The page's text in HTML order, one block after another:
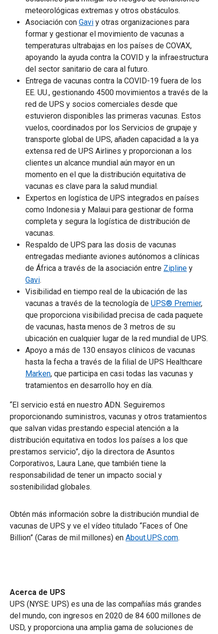
meteorológicas extremas y otros obstáculos.
Asociación con Gavi y otras organizaciones para
formar y gestionar el movimiento de vacunas a
temperaturas ultrabajas en los países de COVAX,
apoyando la ayuda contra la COVID y la infraestructura
del sector sanitario de cara al futuro.
Entrega de vacunas contra la COVID-19 fuera de los
EE. UU., gestionando 4500 movimientos a través de la
red de UPS y socios comerciales desde que
estuvieron disponibles las primeras vacunas. Estos
vuelos, coordinados por los Servicios de grupaje y
transporte global de UPS, añaden capacidad a la ya
extensa red de UPS Airlines y proporcionan a los
clientes un alcance mundial aún mayor en un
momento en el que la distribución equitativa de
vacunas es clave para la salud mundial.
Expertos en logística de UPS integrados en países
como Indonesia y Malaui para gestionar de forma
completa y segura la logística de distribución de
vacunas.
Respaldo de UPS para las dosis de vacunas
entregadas mediante aviones autónomos a clínicas
de África a través de la asociación entre Zipline y
Gavi.
Visibilidad en tiempo real de la ubicación de las
vacunas a través de la tecnología de UPS® Premier,
que proporciona visibilidad precisa de cada paquete
de vacunas, hasta menos de 3 metros de su
ubicación en cualquier lugar de la red mundial de UPS.
Apoyo a más de 130 ensayos clínicos de vacunas
hasta la fecha a través de la filial de UPS Healthcare
Marken, que participa en casi todas las vacunas y
tratamientos en desarrollo hoy en día.
“El servicio está en nuestro ADN. Seguiremos
proporcionando suministros, vacunas y otros tratamientos
que salvan vidas prestando especial atención a la
distribución equitativa en todos los países a los que
prestamos servicio”, dijo la directora de Asuntos
Corporativos, Laura Lane, que también tiene la
responsabilidad de tener un impacto social y
sostenibilidad globales.
Obtén más información sobre la distribución mundial de
vacunas de UPS y ve el vídeo titulado “Faces of One
Billion” (Caras de mil millones) en About.UPS.com.
Acerca de UPS
UPS (NYSE: UPS) es una de las compañías más grandes
del mundo, con ingresos en 2020 de 84 600 millones de
USD, y proporciona una amplia gama de soluciones de